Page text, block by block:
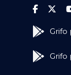
Grifo
Grifo